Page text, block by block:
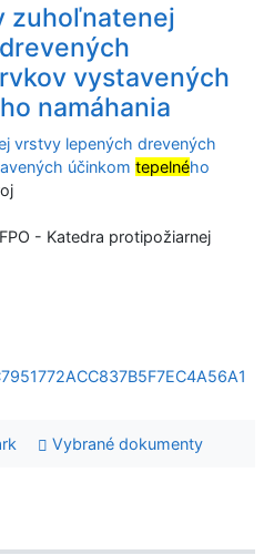
zuhoľnatenej
vystavených
namáhania
vrstvy lepených drevených
účinkom tepelného
- Katedra protipožiarnej
Vybrané dokumenty